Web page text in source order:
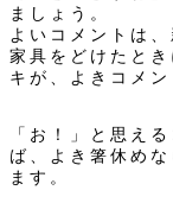
ましょう。
よいコメントは
家具をどけたと
キが、よきコメン
「お！」と思え
ば、よき箸休め
ます。